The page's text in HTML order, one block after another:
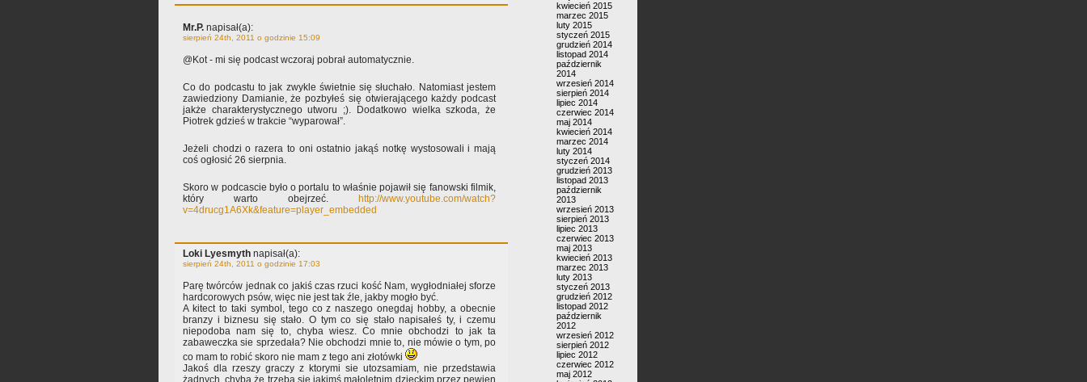
Mr.P. napisał(a):
sierpień 24th, 2011 o godzinie 15:09
@Kot - mi się podcast wczoraj pobrał automatycznie.
Co do podcastu to jak zwykle świetnie się słuchało. Natomiast jestem
zawiedziony Damianie, że pozbyłeś się otwierającego każdy podcast
jakże charakterystycznego utworu ;). Dodatkowo wielka szkoda, że
Piotrek gdzieś w trakcie “wyparował”.
Jeżeli chodzi o razera to oni ostatnio jakąś notkę wystosowali i mają
coś ogłosić 26 sierpnia.
Skoro w podcascie było o portalu to właśnie pojawił się fanowski filmik,
który warto obejrzeć.
http://www.youtube.com/watch?
v=4drucg1A6Xk&feature=player_embedded
Loki Lyesmyth napisał(a):
sierpień 24th, 2011 o godzinie 17:03
Parę twórców jednak co jakiś czas rzuci kość Nam, wygłodniałej sforze
hardcorowych psów, więc nie jest tak źle, jakby mogło być.
A kitect to taki symbol, tego co z naszego onegdaj hobby, a obecnie
branzy i biznesu się stało. O tym co się stało napisałeś ty, i czemu
niepodoba nam się to, chyba wiesz. Co mnie obchodzi to jak ta
zabaweczka sie sprzedała? Nie obchodzi mnie to, nie mówie o tym, po
co mam to robić skoro nie mam z tego ani złotówki
Jakoś dla rzeszy graczy z ktorymi sie utozsamiam, nie przedstawia
żadnych, chyba że trzeba się jakimś małoletnim dzieckim przez pewien
kwiecień 2015
marzec 2015
luty 2015
styczeń 2015
grudzień 2014
listopad 2014
październik
2014
wrzesień 2014
sierpień 2014
lipiec 2014
czerwiec 2014
maj 2014
kwiecień 2014
marzec 2014
luty 2014
styczeń 2014
grudzień 2013
listopad 2013
październik
2013
wrzesień 2013
sierpień 2013
lipiec 2013
czerwiec 2013
maj 2013
kwiecień 2013
marzec 2013
luty 2013
styczeń 2013
grudzień 2012
listopad 2012
październik
2012
wrzesień 2012
sierpień 2012
lipiec 2012
czerwiec 2012
maj 2012